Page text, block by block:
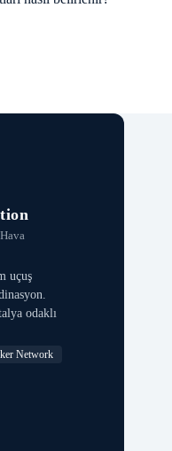
uçuş
odaklı
Network